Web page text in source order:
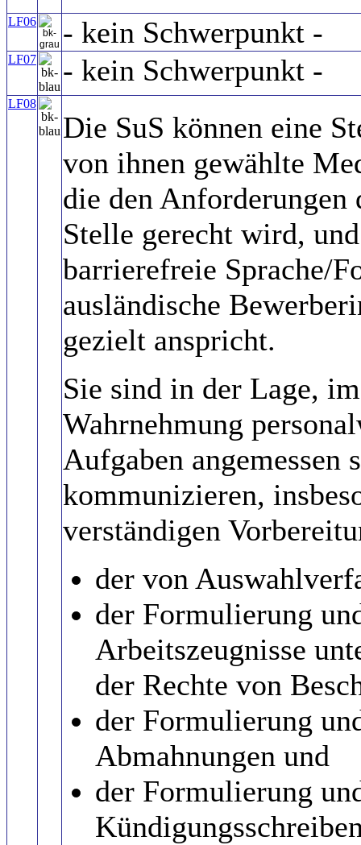
LF06 - kein Schwerpunkt -
LF07 - kein Schwerpunkt -
LF08
Die SuS können eine
von ihnen gewählte
die den Anforderungen
Stelle gerecht wird,
barrierefreie Sprache/
ausländische
gezielt anspricht.
Sie sind in der Lage,
Wahrnehmung
Aufgaben
kommunizieren,
verständigen
der von
der Formulierung
Arbeitszeugnisse
der Rechte von
der Formulierung
Abmahnungen und
der Formulierung